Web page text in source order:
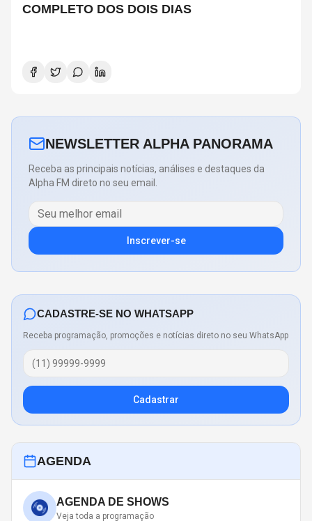
COMPLETO DOS DOIS DIAS
NEWSLETTER ALPHA PANORAMA
Receba as principais notícias, análises e destaques da
Alpha FM direto no seu email.
Inscrever-se
CADASTRE-SE NO WHATSAPP
Receba programação, promoções e notícias direto no seu WhatsApp
Cadastrar
AGENDA
AGENDA DE SHOWS
Veja toda a programação